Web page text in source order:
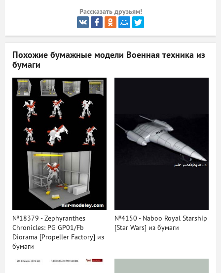
Рассказать друзьям!
Похожие бумажные модели Военная техника из
бумаги
№18379 - Zephyranthes
Chronicles: PG GP01/Fb
Diorama [Propeller Factory] из
бумаги
№4150 - Naboo Royal Starship
[Star Wars] из бумаги